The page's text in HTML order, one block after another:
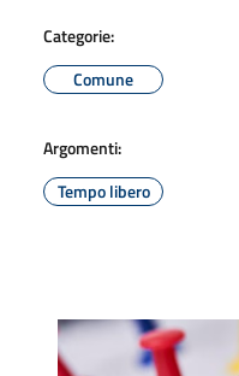
Categorie:
Comune
Argomenti:
Tempo libero